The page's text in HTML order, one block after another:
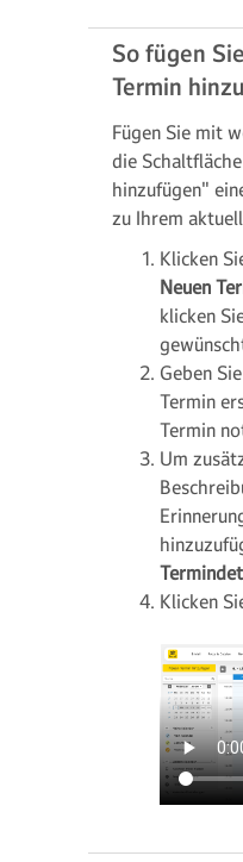
So fügen
Termin hinzu
Fügen Sie mit
die
hinzufügen"
zu Ihrem
Klicken
Neuen
klicken
Geben
Termin
Termin
Um
Klicken